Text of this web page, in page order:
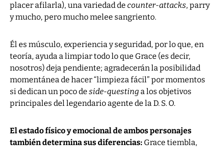
placer afilarla), una variedad de counter-attacks, parry
y mucho, pero mucho melee sangriento.
Él es músculo, experiencia y seguridad, por lo que, en
teoría, ayuda a limpiar todo lo que Grace (es decir,
nosotros) deja pendiente; agradecerán la posibilidad
momentánea de hacer “limpieza fácil” por momentos
si dedican un poco de side-questinga los objetivos
principales del legendario agente de la D. S. O.
El estado físico y emocional de ambos personajes
también determina sus diferencias: Grace tiembla,